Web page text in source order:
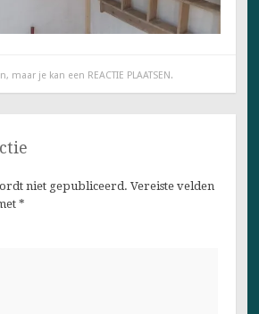
maar je kan een REACTIE PLAATSEN .
niet gepubliceerd. Vereiste velden
*